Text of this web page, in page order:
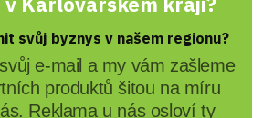
svůj byznys v našem regionu?
e-mail a my vám zašleme
produktů šitou na míru
Reklama u nás osloví ty